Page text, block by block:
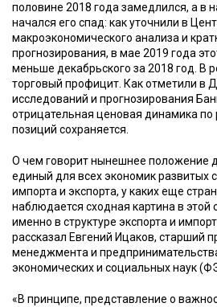
половине 2018 года замедлился, а в
начался его спад: как уточнили в
макроэкономического анализа и
прогнозирования, в мае 2019 года
меньше декабрьского за 2018 год. В
торговый профицит. Как отметили в
исследований и прогнозирования
отрицательная ценовая динамика по
позиций сохраняется.
О чем говорит нынешнее положение
единый для всех экономик развитых
импорта и экспорта, у каких еще
наблюдается сходная картина в этой
именно в структуре экспорта и
рассказал Евгений Ицаков, старший
менеджмента и
экономических и социальных наук
«В принципе, представление о